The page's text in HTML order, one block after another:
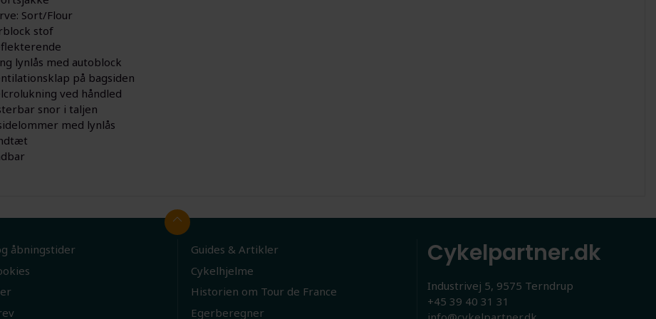
Sort/Flour
stof
lynlås med autoblock
på bagsiden
ved håndled
snor i taljen
med lynlås
åbningstider
Guides & Artikler
Cykelhjelme
Historien om Tour de France
Egerberegner
Cykelpartner.dk
Industrivej 5, 9575 Terndrup
+45 39 40 31 31